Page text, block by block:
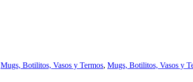
Mugs, Botilitos, Vasos y Termos, Mugs, Botilitos, Vasos y